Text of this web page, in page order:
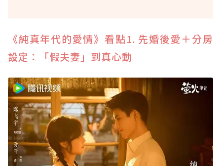
《純真年代的愛情》看點1. 先婚後愛＋分房
設定：「假夫妻」到真心動